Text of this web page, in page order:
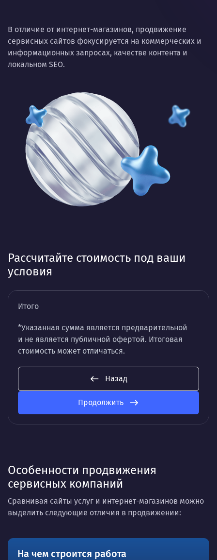
В отличие от интернет-магазинов, продвижение
сервисных сайтов фокусируется на коммерческих и
информационных запросах, качестве контента и
локальном SEO.
Рассчитайте стоимость под ваши
условия
Итого
*Указанная сумма является предварительной
и не является публичной офертой. Итоговая
стоимость может отличаться.
Назад
Продолжить
Особенности продвижения
сервисных компаний
Сравнивая сайты услуг и интернет-магазинов можно
выделить следующие отличия в продвижении:
На чем строится работа